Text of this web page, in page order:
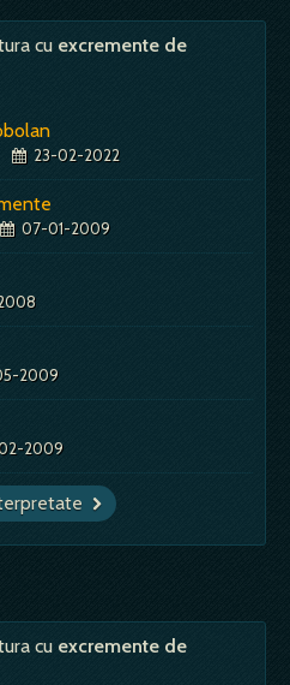
sa…
Dictionar de vise ~ Mov - culoare
cu excremente de
23-02-2022
07-01-2009
2009
2009
cu excremente de